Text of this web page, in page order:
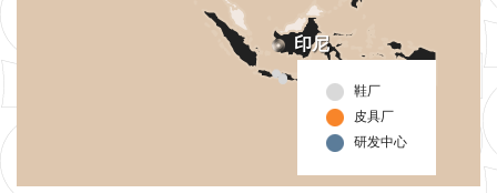
印尼
鞋厂
皮具厂
研发中心